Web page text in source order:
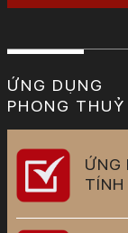
ỨNG DỤNG
PHONG
ỨNG
TÍNH